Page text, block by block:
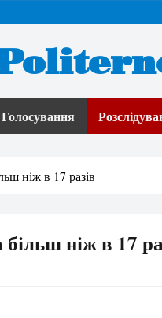
Голосування
ніж в 17 разів
ніж в 17